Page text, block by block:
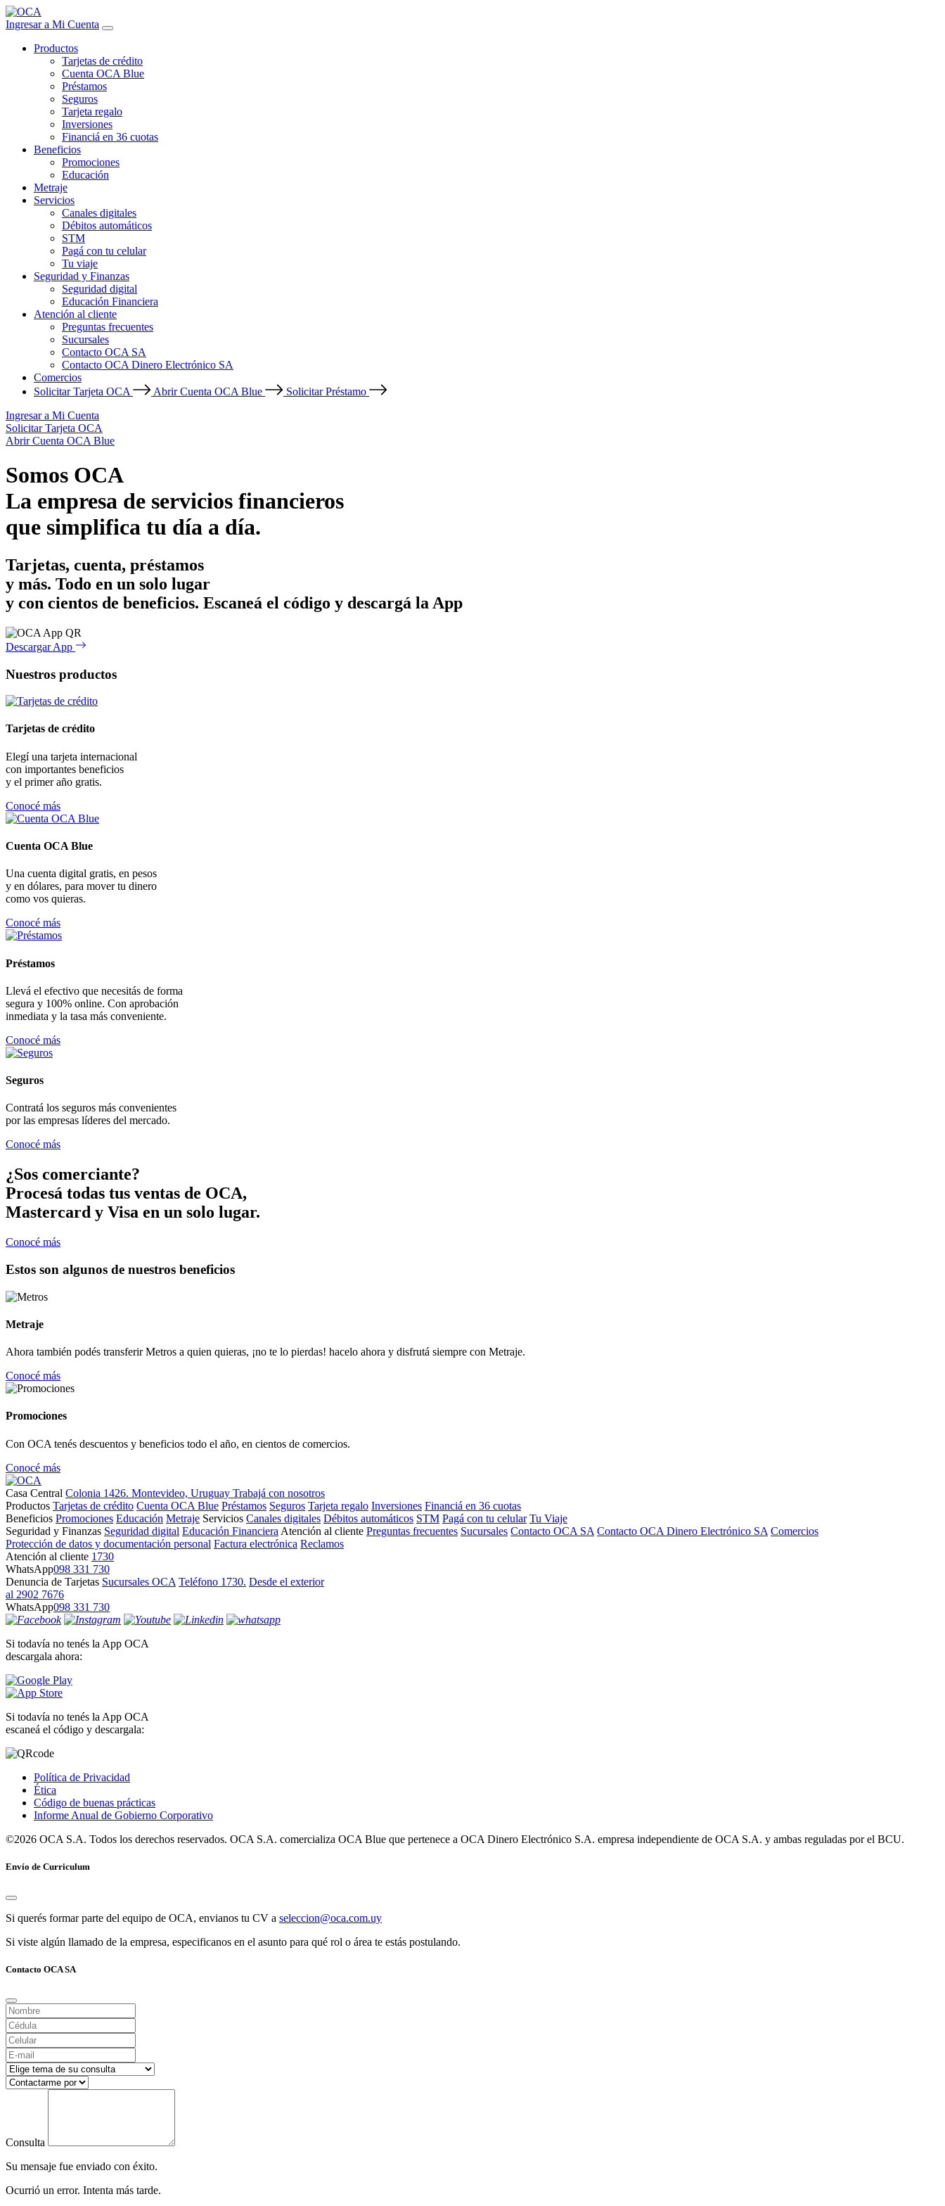
Ingresar a Mi Cuenta
Productos
Tarjetas de crédito
Cuenta OCA Blue
Préstamos
Seguros
Tarjeta regalo
Inversiones
Financiá en 36 cuotas
Beneficios
Promociones
Educación
Metraje
Servicios
Canales digitales
Débitos automáticos
STM
Pagá con tu celular
Tu viaje
Seguridad y Finanzas
Seguridad digital
Educación Financiera
Atención al cliente
Preguntas frecuentes
Sucursales
Contacto OCA SA
Contacto OCA Dinero Electrónico SA
Comercios
Solicitar Tarjeta OCA
Abrir Cuenta OCA Blue
Solicitar Préstamo
Ingresar a Mi Cuenta
Solicitar Tarjeta OCA
Abrir Cuenta OCA Blue
Somos OCA
La empresa de servicios financieros
que simplifica tu día a día.
Tarjetas, cuenta, préstamos
y más. Todo en un solo lugar
y con cientos de beneficios. Escaneá el código y descargá la App
Descargar App
Nuestros productos
Tarjetas de crédito
Elegí una tarjeta internacional
con importantes beneficios
y el primer año gratis.
Conocé más
Cuenta OCA Blue
Una cuenta digital gratis, en pesos
y en dólares, para mover tu dinero
como vos quieras.
Conocé más
Préstamos
Llevá el efectivo que necesitás de forma
segura y 100% online. Con aprobación
inmediata y la tasa más conveniente.
Conocé más
Seguros
Contratá los seguros más convenientes
por las empresas líderes del mercado.
Conocé más
¿Sos comerciante?
Procesá todas tus ventas de OCA,
Mastercard y Visa en un solo lugar.
Conocé más
Estos son algunos de nuestros beneficios
Metraje
Ahora también podés transferir Metros a quien quieras, ¡no te lo pierdas! hacelo ahora y disfrutá siempre con Metraje.
Conocé más
Promociones
Con OCA tenés descuentos y beneficios todo el año, en cientos de comercios.
Conocé más
Casa Central Colonia 1426. Montevideo, Uruguay Trabajá con nosotros
Productos Tarjetas de crédito Cuenta OCA Blue Préstamos Seguros Tarjeta regalo Inversiones Financiá en 36 cuotas
Beneficios Promociones Educación Metraje Servicios Canales digitales Débitos automáticos STM Pagá con tu celular Tu Viaje
Seguridad y Finanzas Seguridad digital Educación Financiera Atención al cliente Preguntas frecuentes Sucursales Contacto OCA SA Contacto OCA Dinero Electrónico SA Comercios
Protección de datos y documentación personal Factura electrónica Reclamos
Atención al cliente 1730
WhatsApp098 331 730
Denuncia de Tarjetas Sucursales OCA Teléfono 1730. Desde el exterior
al 2902 7676
WhatsApp098 331 730
Si todavía no tenés la App OCA
descargala ahora:
Si todavía no tenés la App OCA
escaneá el código y descargala:
Política de Privacidad
Ética
Código de buenas prácticas
Informe Anual de Gobierno Corporativo
©2026 OCA S.A. Todos los derechos reservados. OCA S.A. comercializa OCA Blue que pertenece a OCA Dinero Electrónico S.A. empresa independiente de OCA S.A. y ambas reguladas por el BCU.
Envío de Curriculum
Si querés formar parte del equipo de OCA, envianos tu CV a seleccion@oca.com.uy
Si viste algún llamado de la empresa, especificanos en el asunto para qué rol o área te estás postulando.
Contacto OCA SA
Consulta
Su mensaje fue enviado con éxito.
Ocurrió un error. Intenta más tarde.